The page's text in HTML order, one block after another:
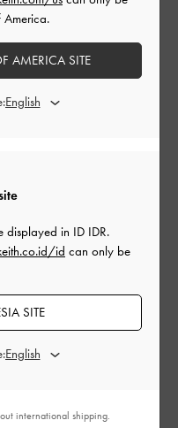
Berbagai Bentuk
displayed in ID IDR.
id can only be
SITE
America.
AMERICA SITE
international shipping.